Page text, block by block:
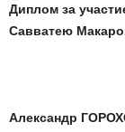
Диплом за
Савватею
Александр